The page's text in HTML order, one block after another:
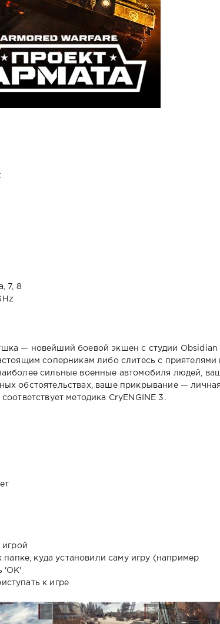
7, 8
— новейший боевой экшен с студии Obsidian
соперникам либо слитесь с приятелями
сильные военные автомобиля людей,
обстоятельствах, ваше прикрывание —
методика CryENGINE 3.
игрой
папке, куда установили саму игру (например
'OK'
к игре